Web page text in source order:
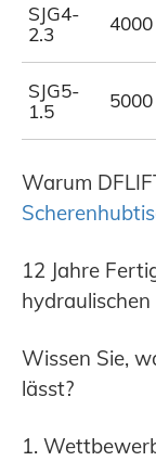
SJG4-
2.3
4000
SJG5-
1.5
5000
Warum
12 Jahre
Wissen Sie,
lässt?
1.